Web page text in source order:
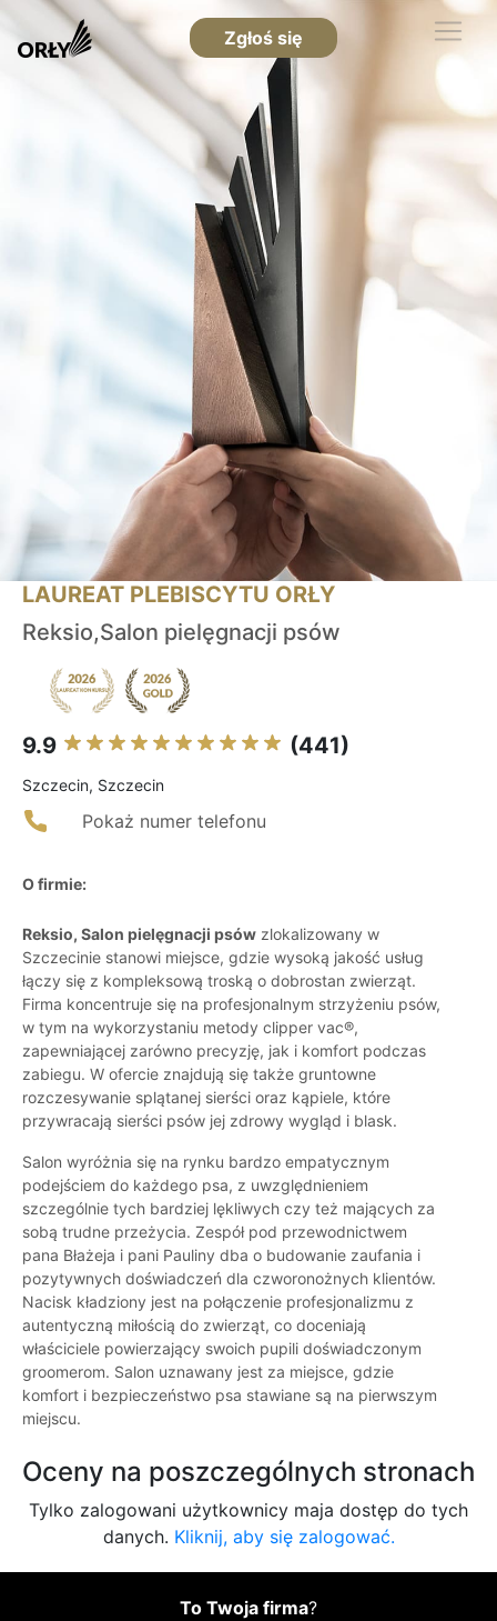
Zgłoś się
LAUREAT PLEBISCYTU ORŁY
Reksio,Salon pielęgnacji psów
9.9 (441)
Szczecin, Szczecin
Pokaż numer telefonu
O firmie:
Reksio, Salon pielęgnacji psów zlokalizowany w
Szczecinie stanowi miejsce, gdzie wysoką jakość usług
łączy się z kompleksową troską o dobrostan zwierząt.
Firma koncentruje się na profesjonalnym strzyżeniu psów,
w tym na wykorzystaniu metody clipper vac®,
zapewniającej zarówno precyzję, jak i komfort podczas
zabiegu. W ofercie znajdują się także gruntowne
rozczesywanie splątanej sierści oraz kąpiele, które
przywracają sierści psów jej zdrowy wygląd i blask.
Salon wyróżnia się na rynku bardzo empatycznym
podejściem do każdego psa, z uwzględnieniem
szczególnie tych bardziej lękliwych czy też mających za
sobą trudne przeżycia. Zespół pod przewodnictwem
pana Błażeja i pani Pauliny dba o budowanie zaufania i
pozytywnych doświadczeń dla czworonożnych klientów.
Nacisk kładziony jest na połączenie profesjonalizmu z
autentyczną miłością do zwierząt, co doceniają
właściciele powierzający swoich pupili doświadczonym
groomerom. Salon uznawany jest za miejsce, gdzie
komfort i bezpieczeństwo psa stawiane są na pierwszym
miejscu.
Oceny na poszczególnych stronach
Tylko zalogowani użytkownicy maja dostęp do tych
danych. Kliknij, aby się zalogować.
To Twoja firma?